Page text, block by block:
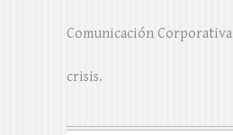
Comunicación
crisis.